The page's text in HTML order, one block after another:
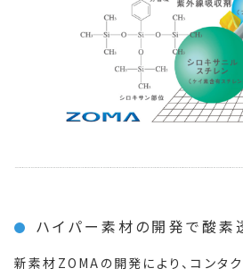
ハイパー素材の開発で酸素
新素材ZOMAの開発により、コンタ